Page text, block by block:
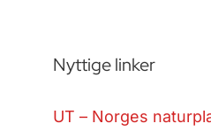
Nyttige linker
UT – Norges